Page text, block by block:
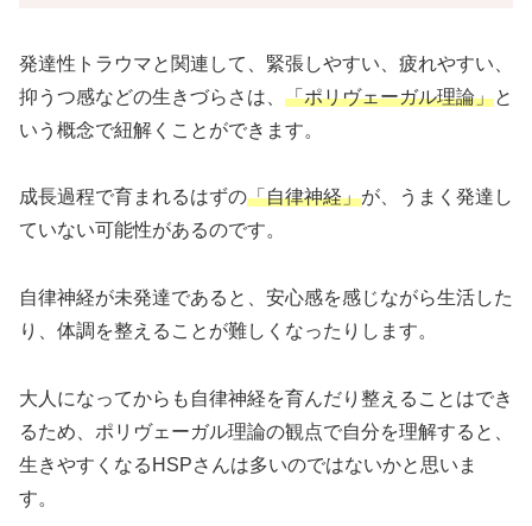
発達性トラウマと関連して、緊張しやすい、疲れやすい、
抑うつ感などの生きづらさは、 「ポリヴェーガル理論」と
いう概念で紐解くことができます。
成長過程で育まれるはずの「自律神経」が、うまく発達し
ていない可能性があるのです。
自律神経が未発達であると、安心感を感じながら生活した
り、体調を整えることが難しくなったりします。
大人になってからも自律神経を育んだり整えることはでき
るため、ポリヴェーガル理論の観点で自分を理解すると、
生きやすくなるHSPさんは多いのではないかと思いま
す。